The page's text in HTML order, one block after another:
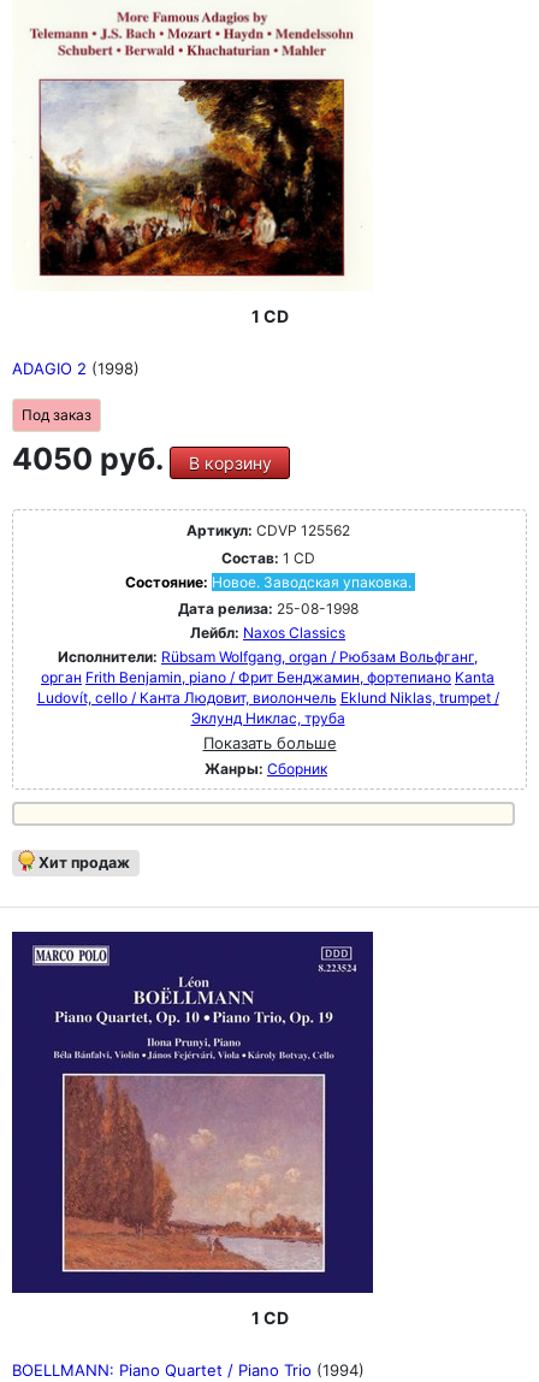
1 CD
ADAGIO 2 (1998)
Под заказ
4050 руб. В корзину
Артикул: CDVP 125562
Состав: 1 CD
Состояние: Новое. Заводская упаковка.
Дата релиза: 25-08-1998
Лейбл: Naxos Classics
Исполнители: Rübsam Wolfgang, organ / Рюбзам Вольфганг,
орган Frith Benjamin, piano / Фрит Бенджамин, фортепиано Kanta
Ludovít, cello / Канта Людовит, виолончель Eklund Niklas, trumpet /
Эклунд Никлас, труба
Показать больше
Жанры: Сборник
Хит продаж
1 CD
BOELLMANN: Piano Quartet / Piano Trio (1994)